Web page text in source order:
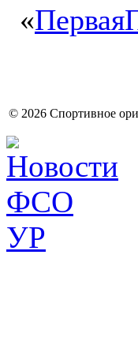
«Первая
© 2026 Спортивное